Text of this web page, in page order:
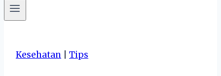
Kesehatan Tips